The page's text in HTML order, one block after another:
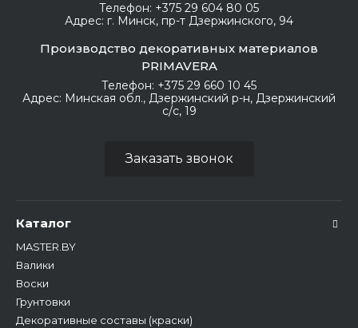
Телефон: +375 29 604 80 05
Адрес: г. Минск, пр-т Дзержинского, 94
Производство декоративных материалов
PRIMAVERA
Телефон: +375 29 660 10 45
Адрес: Минская обл., Дзержинский р-н, Дзержинский
с/с, 19
Заказать звонок
Каталог
MASTER.BY
Валики
Воски
Грунтовки
Декоративные составы (краски)